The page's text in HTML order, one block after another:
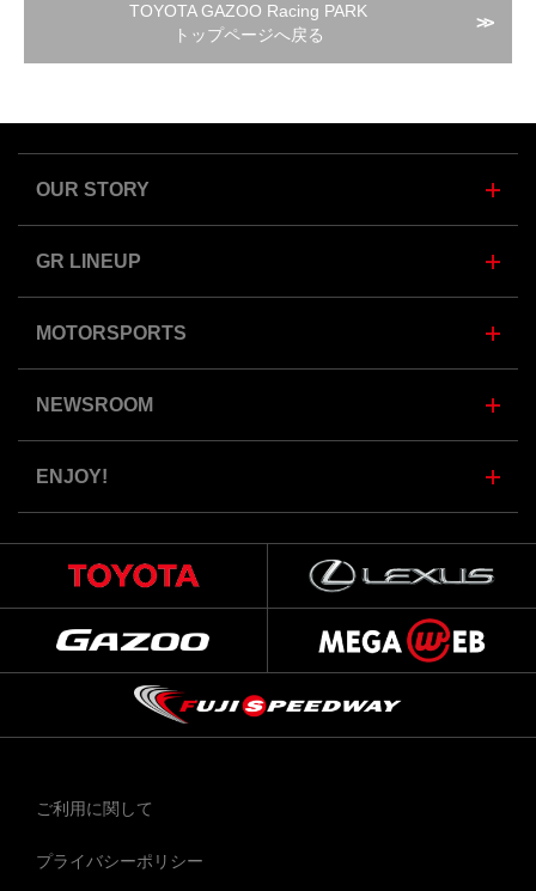
TOYOTA GAZOO Racing PARK
トップページへ戻る
>>
OUR STORY
GR LINEUP
MOTORSPORTS
NEWSROOM
ENJOY!
ご利用に関して
プライバシーポリシー